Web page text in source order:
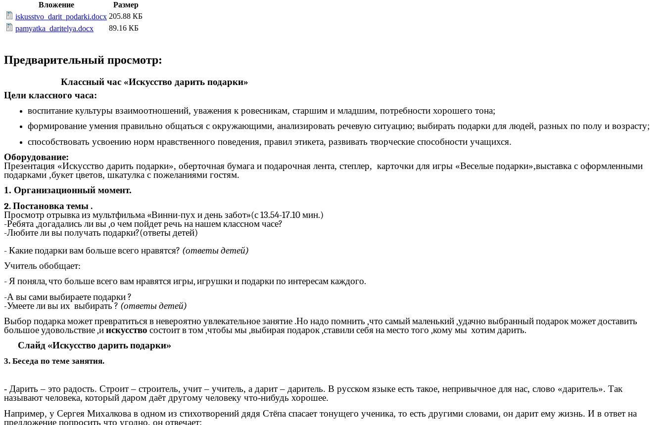
Вложение
Размер
iskusstvo_darit_podarki.docx 205.88 КБ
pamyatka_daritelya.docx
89.16 КБ
Предварительный просмотр:
Классный час «Искусство дарить подарки»
Цели классного часа:
воспитание культуры взаимоотношений, уважения к ровесникам, старшим и младшим, потребности хорошего тона;
формирование умения правильно общаться с окружающими, анализировать речевую ситуацию; выбирать подарки для людей, разных по полу и возрасту;
способствовать усвоению норм нравственного поведения, правил этикета, развивать творческие способности учащихся.
Оборудование:
Презентация «Искусство дарить подарки», оберточная бумага и подарочная лента, степлер, карточки для игры «Веселые подарки»,выставка с оформленными
подарками ,букет цветов, шкатулка с пожеланиями гостям.
1. Организационный момент.
2. Постановка темы .
Просмотр отрывка из мультфильма «Винни-пух и день забот»(с 13.54-17.10 мин.)
-Ребята ,догадались ли вы ,о чем пойдет речь на нашем классном часе?
-Любите ли вы получать подарки?(ответы детей)
- Какие подарки вам больше всего нравятся? (ответы детей)
Учитель обобщает:
- Я поняла, что больше всего вам нравятся игры, игрушки и подарки по интересам каждого.
-А вы сами выбираете подарки ?
-Умеете ли вы их выбирать ? (ответы детей)
Выбор подарка может превратиться в невероятно увлекательное занятие .Но надо помнить ,что самый маленький ,удачно выбранный подарок может доставить
большое удовольствие ,иискусство состоит в том ,чтобы мы ,выбирая подарок ,ставили себя на место того ,кому мы хотим дарить.
Слайд «Искусство дарить подарки»
3. Беседа по теме занятия.
- Дарить – это радость. Строит – строитель, учит – учитель, а дарит – даритель. В русском языке есть такое, непривычное для нас, слово «даритель». Так
называют человека, который даром даёт другому человеку что-нибудь хорошее.
Например, у Сергея Михалкова в одном из стихотворений дядя Стёпа спасает тонущего ученика, то есть другими словами, он дарит ему жизнь. И в ответ на
предложение попросить что угодно, он отвечает: